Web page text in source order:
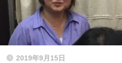
2019年9月15日